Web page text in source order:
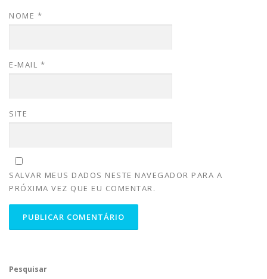
NOME *
E-MAIL *
SITE
SALVAR MEUS DADOS NESTE NAVEGADOR PARA A
PRÓXIMA VEZ QUE EU COMENTAR.
Pesquisar